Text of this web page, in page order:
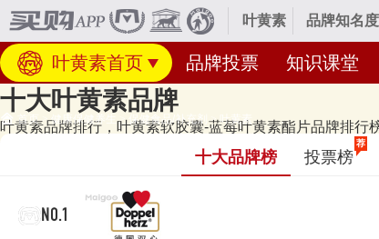
叶黄素 品牌知名
叶黄素首页 品牌投票 知识课堂
十大叶黄素品牌
叶黄素品牌排行，叶黄素软胶囊-蓝莓叶黄素酯片品牌排行
发布啦！居前十的
CONBA等，上榜叶黄素十大品牌榜单和著名叶黄素品牌名单的
榜单更新时间：2026年07月18日（每月更新）
首页 > 健康保健养生 > 保健食品/补充剂 > 叶黄素
十大品牌榜 投票榜
荐
NO.1